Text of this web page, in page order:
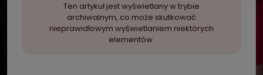
Ten artykuł jest wyświetlany w trybie
archiwalnym, co może skutkować
nieprawidłowym wyświetlaniem niektórych
elementów.